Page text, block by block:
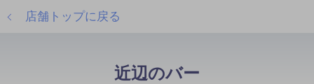
店舗トップに戻る
近辺のバー